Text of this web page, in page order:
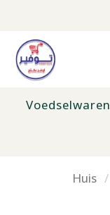
Voedselwaren
Huis